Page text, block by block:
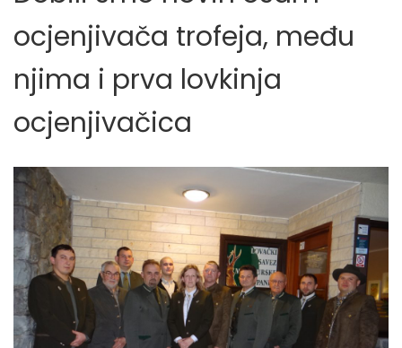
ocjenjivača trofeja, među
njima i prva lovkinja
ocjenjivačica